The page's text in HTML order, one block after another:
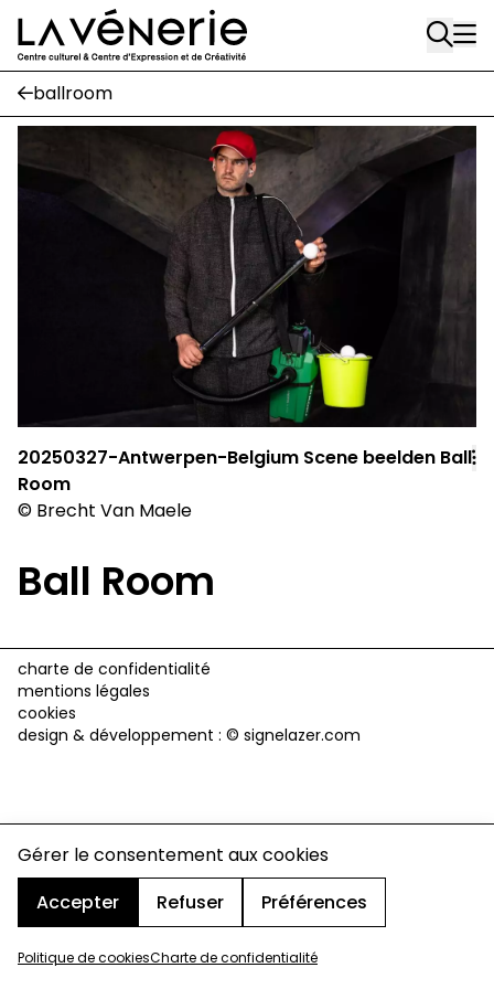
Gérer le consentement aux cookies
Accepter
Refuser Préférences
Politique de cookiesCharte de confidentialité
Aller au contenu principal
Rue Gratès, 3
1170 Watermael-Boitsfort
02 663 85 50
Place Gilson, 3
1170 Watermael-Boitsfort
02 663 85 50
- version papier
A
ballroom
20250327-Antwerpen-Belgium Scene beelden Ball
Room
© Brecht Van Maele
Ball Room
charte de confidentialité
mentions légales
cookies
design & développement : © signelazer.com